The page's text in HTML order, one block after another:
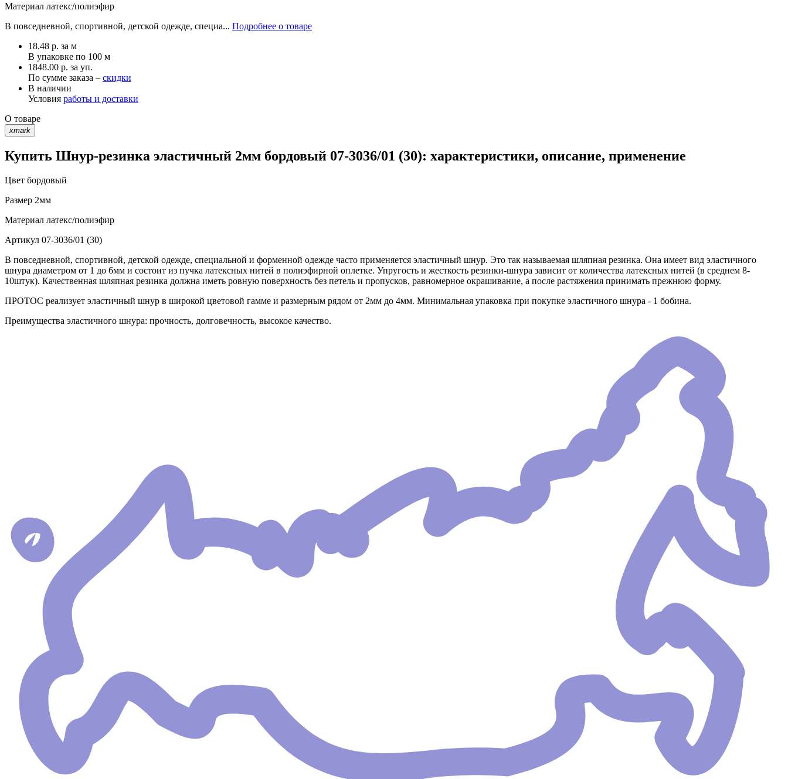
Материал латекс/полиэфир
В повседневной, спортивной, детской одежде, специа... Подробнее о товаре
18.48 р. за м
В упаковке по 100 м
1848.00 р. за уп.
По сумме заказа – скидки
В наличии
Условия работы и доставки
О товаре
xmark
Купить Шнур-резинка эластичный 2мм бордовый 07-3036/01 (30): характеристики, описание, применение
Цвет бордовый
Размер 2мм
Материал латекс/полиэфир
Артикул 07-3036/01 (30)
В повседневной, спортивной, детской одежде, специальной и форменной одежде часто применяется эластичный шнур. Это так называемая шляпная резинка. Она имеет вид эластичного
шнура диаметром от 1 до 6мм и состоит из пучка латексных нитей в полиэфирной оплетке. Упругость и жесткость резинки-шнура зависит от количества латексных нитей (в среднем 8-
10штук). Качественная шляпная резинка должна иметь ровную поверхность без петель и пропусков, равномерное окрашивание, а после растяжения принимать прежнюю форму.
ПРОТОС реализует эластичный шнур в широкой цветовой гамме и размерным рядом от 2мм до 4мм. Минимальная упаковка при покупке эластичного шнура - 1 бобина.
Преимущества эластичного шнура: прочность, долговечность, высокое качество.